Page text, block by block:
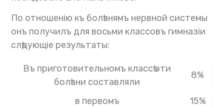
По отношенію къ болѣзнямъ нервной системы
онъ получилъ для восьми классовъ гимназіи
слѣдующіе результаты:
Въ приготовительномъ классѣ эти
болѣзни составляли
8%
в первомъ
15%